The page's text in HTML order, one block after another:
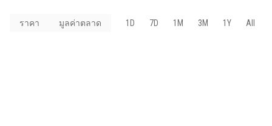
ราคา มูลค่าตลาด 1D 7D 1M 3M 1Y All